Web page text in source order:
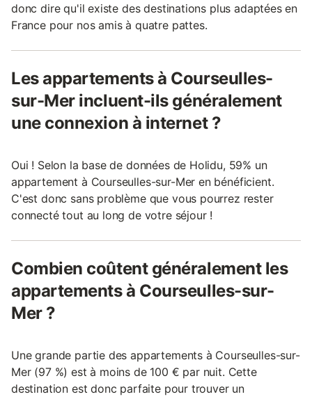
donc dire qu'il existe des destinations plus adaptées en
France pour nos amis à quatre pattes.
Les appartements à Courseulles-
sur-Mer incluent-ils généralement
une connexion à internet ?
Oui ! Selon la base de données de Holidu, 59% un
appartement à Courseulles-sur-Mer en bénéficient.
C'est donc sans problème que vous pourrez rester
connecté tout au long de votre séjour !
Combien coûtent généralement les
appartements à Courseulles-sur-
Mer ?
Une grande partie des appartements à Courseulles-sur-
Mer (97 %) est à moins de 100 € par nuit. Cette
destination est donc parfaite pour trouver un